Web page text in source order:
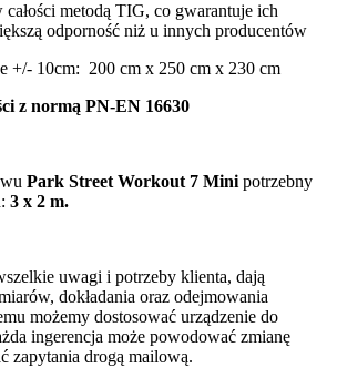
metodą TIG, co gwarantuje ich
odporność niż u innych producentów
+/- 10cm: 200 cm x 250 cm x 230 cm
z normą PN-EN 16630
Park Street Workout 7 Mini potrzebny
3 x 2 m.
uwagi i potrzeby klienta, dają
dokładania oraz odejmowania
możemy dostosować urządzenie do
ingerencja może powodować zmianę
zapytania drogą mailową.